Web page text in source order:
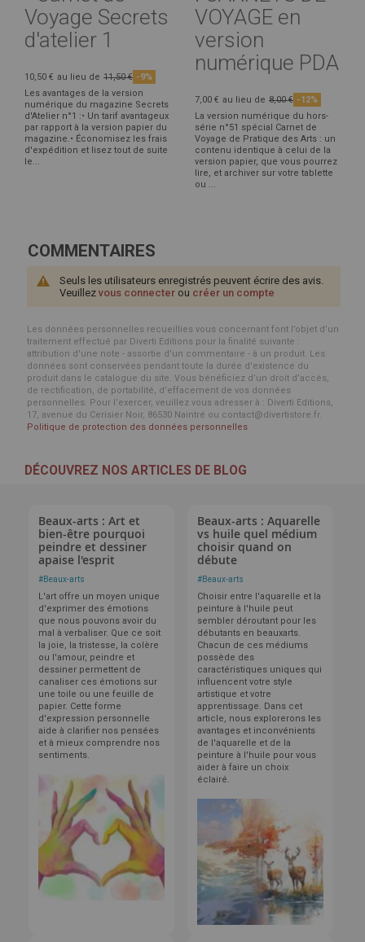
Voyage Secrets
d'atelier 1
10,50 € au lieu de 11,50 € -9%
Les avantages de la version
numérique du magazine Secrets
d'Atelier n°1 :• Un tarif avantageux
par rapport à la version papier du
magazine.• Économisez les frais
d'expédition et lisez tout de suite
le...
VOYAGE en
version
numérique PDA
7,00 € au lieu de 8,00 € -12%
La version numérique du hors-
série n°51 spécial Carnet de
Voyage de Pratique des Arts : un
contenu identique à celui de la
version papier, que vous pourrez
lire, et archiver sur votre tablette
ou ...
COMMENTAIRES
Seuls les utilisateurs enregistrés peuvent écrire des avis.
Veuillez vous connecter ou créer un compte
Les données personnelles recueillies vous concernant font l’objet d’un
traitement effectué par Diverti Editions pour la finalité suivante :
attribution d'une note - assortie d'un commentaire - à un produit. Les
données sont conservées pendant toute la durée d'existence du
produit dans le catalogue du site. Vous bénéficiez d’un droit d’accès,
de rectification, de portabilité, d’effacement de vos données
personnelles. Pour l’exercer, veuillez vous adresser à : Diverti Editions,
17, avenue du Cerisier Noir, 86530 Naintré ou contact@divertistore.fr.
Politique de protection des données personnelles
DÉCOUVREZ NOS ARTICLES DE BLOG
Beaux-arts : Art et
bien-être pourquoi
peindre et dessiner
apaise l'esprit
#Beaux-arts
L'art offre un moyen unique
d'exprimer des émotions
que nous pouvons avoir du
mal à verbaliser. Que ce soit
la joie, la tristesse, la colère
ou l'amour, peindre et
dessiner permettent de
canaliser ces émotions sur
une toile ou une feuille de
papier. Cette forme
d'expression personnelle
aide à clarifier nos pensées
et à mieux comprendre nos
sentiments.
Beaux-arts : Aquarelle
vs huile quel médium
choisir quand on
débute
#Beaux-arts
Choisir entre l'aquarelle et la
peinture à l'huile peut
sembler déroutant pour les
débutants en beauxarts.
Chacun de ces médiums
possède des
caractéristiques uniques qui
influencent votre style
artistique et votre
apprentissage. Dans cet
article, nous explorerons les
avantages et inconvénients
de l'aquarelle et de la
peinture à l'huile pour vous
aider à faire un choix
éclairé.